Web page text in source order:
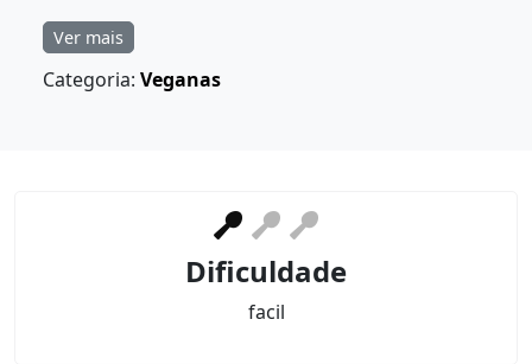
Ver mais
Categoria: Veganas
Dificuldade
facil